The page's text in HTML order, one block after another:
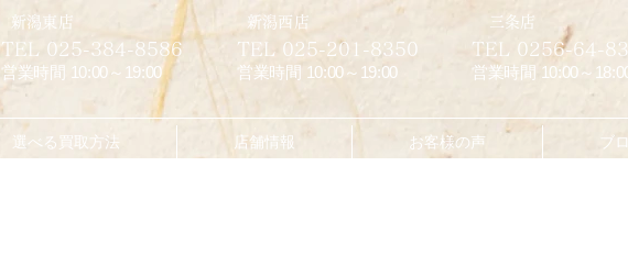
​新潟東店
TEL 025-384-8586
営業時間 10:00～19:00
​新潟西店
TEL 025-201-8350
営業時間 10:00～19:00
​三条店
TEL 0256-64-
営業時間 10:00～
選べる買取方法 店舗情報 お客様の声 ブ